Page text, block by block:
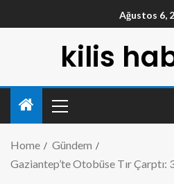
Ağustos 6,
kilis
Home
Gündem
Gaziantep’te Otobüse Tır Çarptı: